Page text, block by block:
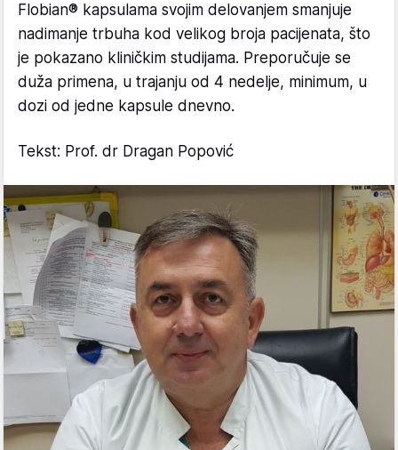
Flobian® kapsulama svojim delovanjem smanjuje
nadimanje trbuha kod velikog broja pacijenata, što
je pokazano kliničkim studijama. Preporučuje se
duža primena, u trajanju od 4 nedelje, minimum, u
dozi od jedne kapsule dnevno.
Tekst: Prof. dr Dragan Popović